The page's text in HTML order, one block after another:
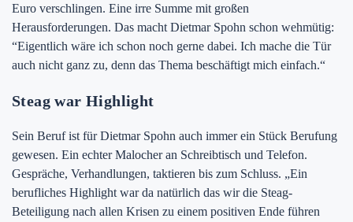
Euro verschlingen. Eine irre Summe mit großen
Herausforderungen. Das macht Dietmar Spohn schon wehmütig:
“Eigentlich wäre ich schon noch gerne dabei. Ich mache die Tür
auch nicht ganz zu, denn das Thema beschäftigt mich einfach.“
Steag war Highlight
Sein Beruf ist für Dietmar Spohn auch immer ein Stück Berufung
gewesen. Ein echter Malocher an Schreibtisch und Telefon.
Gespräche, Verhandlungen, taktieren bis zum Schluss. „Ein
berufliches Highlight war da natürlich das wir die Steag-
Beteiligung nach allen Krisen zu einem positiven Ende führen